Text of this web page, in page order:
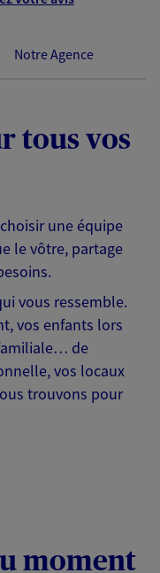
Notre Agence
tous vos
choisir une équipe
le vôtre, partage
vous ressemble.
vos enfants lors
de
vos locaux
trouvons pour
moment